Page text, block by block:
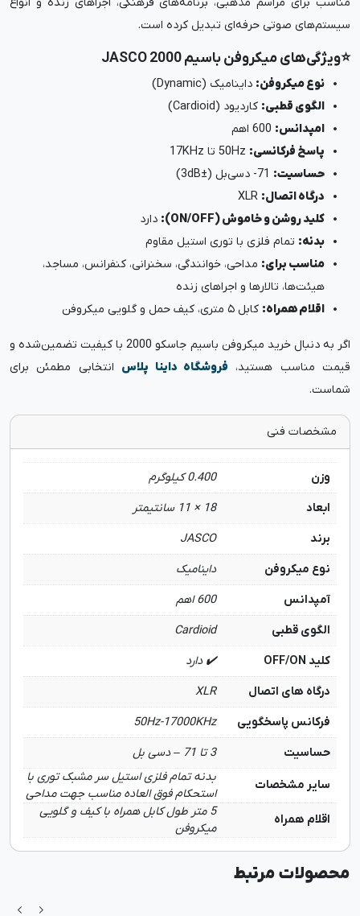
سیستم‌های صوتی حرفه‌ای تبدیل کرده است.
⭐ویژگی‌های میکروفن باسیم JASCO 2000
نوع میکروفن: داینامیک (Dynamic)
الگوی قطبی: کاردیود (Cardioid)
امپدانس:
پاسخ فرکانسی:
حساسیت:
درگاه اتصال:
کلید روشن و خاموش (ON/OFF):
دارد
بدنه: تمام فلزی با توری استیل مقاوم
مناسب برای: مداحی، خوانندگی، سخنرانی، کنفرانس، مساجد،
هیئت‌ها، تالارها و اجراهای زنده
اقلام همراه: کابل ۵ متری، کیف حمل و گلویی میکروفن
اگر به‌ دنبال خرید میکروفن باسیم جاسکو 2000 با کیفیت تضمین‌شده و
قیمت مناسب هستید، فروشگاه داینا پلاس انتخابی مطمئن برای
شماست.
مشخصات فنی
وزن
0.400 کیلوگرم
ابعاد
18 × 11 سانتیمتر
برند
JASCO
نوع میکروفن
داینامیک
آمپدانس
600 اهم
الگوی قطبی
Cardioid
کلید OFF/ON
✔️ دارد
درگاه های اتصال
XLR
فرکانس پاسخگویی
50Hz-17000KHz
حساسیت
3 تا 71 – دسی بل
سایر مشخصات
بدنه تمام فلزی استیل سر مشبک توری با
استحکام فوق العاده مناسب جهت مداحی
اقلام همراه
5 متر طول کابل همراه با کیف و گلویی
میکروفن
محصولات مرتبط